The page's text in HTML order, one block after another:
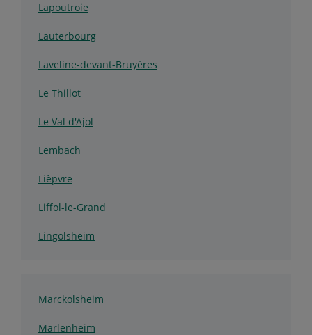
Lapoutroie
Lauterbourg
Laveline-devant-Bruyères
Le Thillot
Le Val d'Ajol
Lembach
Lièpvre
Liffol-le-Grand
Lingolsheim
Marckolsheim
Marlenheim